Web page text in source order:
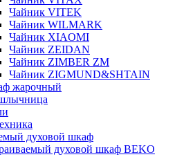
Чайник VITEK
Чайник WILMARK
Чайник XIAOMI
Чайник ZEIDAN
Чайник ZIMBER ZM
Чайник ZIGMUND&SHTAIN
жарочный
духовой шкаф
духовой шкаф BEKO